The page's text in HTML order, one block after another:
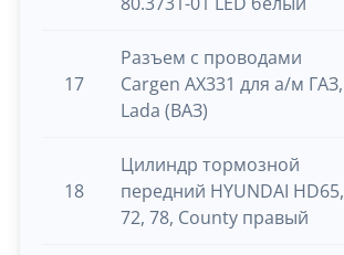
17
Разъем с проводами
Cargen AX331 для а/м ГАЗ,
Lada (ВАЗ)
18
Цилиндр тормозной
передний HYUNDAI HD65,
72, 78, County правый